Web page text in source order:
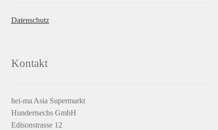
Datenschutz
Kontakt
hei-ma Asia Supermarkt
Hundertsechs GmbH
Edisonstrasse 12